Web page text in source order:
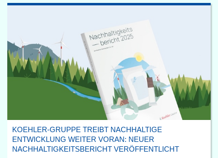
KOEHLER-GRUPPE TREIBT NACHHALTIGE
ENTWICKLUNG WEITER VORAN: NEUER
NACHHALTIGKEITSBERICHT VERÖFFENTLICHT